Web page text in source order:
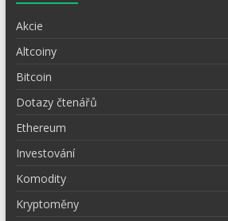
Akcie
Altcoiny
Bitcoin
Dotazy čtenářů
Ethereum
Investování
Komodity
Kryptoměny